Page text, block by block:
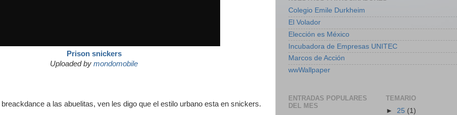
Prison snickers
Uploaded by mondomobile
a las abuelitas, ven les digo que el estilo urbano esta en snickers.
Colegio Emile Durkheim
El Volador
Elección es México
Incubadora de Empresas UNITEC
Marcos de Acción
wwWallpaper
ENTRADAS POPULARES
DEL MES
TEMARIO
► 25 (1)